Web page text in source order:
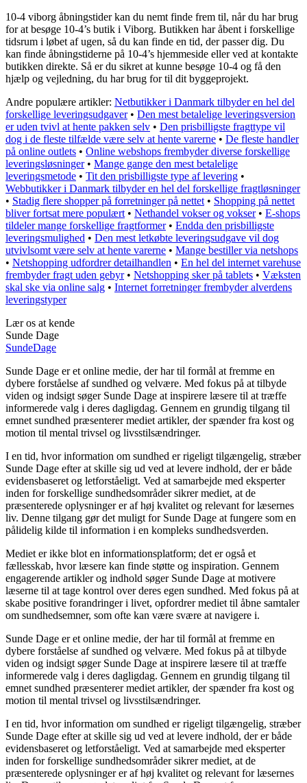
10-4 viborg åbningstider kan du nemt finde frem til, når du har brug
for at besøge 10-4’s butik i Viborg. Butikken har åbent i forskellige
tidsrum i løbet af ugen, så du kan finde en tid, der passer dig. Du
kan finde åbningstiderne på 10-4’s hjemmeside eller ved at kontakte
butikken direkte. Så er du sikret at kunne besøge 10-4 og få den
hjælp og vejledning, du har brug for til dit byggeprojekt.
Andre populære artikler: Netbutikker i Danmark tilbyder en hel del
forskellige leveringsudgaver• Den mest betalelige leveringsversion
er uden tvivl at hente pakken selv • Den prisbilligste fragttype vil
dog i de fleste tilfælde være selv at hente varerne • De fleste handler
på online outlets • Online webshops frembyder diverse forskellige
leveringsløsninger• Mange gange den mest betalelige
leveringsmetode • Tit den prisbilligste type af levering •
Webbutikker i Danmark tilbyder en hel del forskellige fragtløsninger
• Stadig flere shopper på forretninger på nettet • Shopping på nettet
bliver fortsat mere populært • Nethandel vokser og vokser• E-shops
tildeler mange forskellige fragtformer• Endda den prisbilligste
leveringsmulighed • Den mest letkøbte leveringsudgave vil dog
utvivlsomt være selv at hente varerne • Mange bestiller via netshops
• Netshopping udfordrer detailhandlen • En hel del internet varehuse
frembyder fragt uden gebyr• Netshopping sker på tablets • Væksten
skal ske via online salg • Internet forretninger frembyder alverdens
leveringstyper
Lær os at kende
Sunde Dage
SundeDage
Sunde Dage er et online medie, der har til formål at fremme en
dybere forståelse af sundhed og velvære. Med fokus på at tilbyde
viden og indsigt søger Sunde Dage at inspirere læsere til at træffe
informerede valg i deres dagligdag. Gennem en grundig tilgang til
emnet sundhed præsenterer mediet artikler, der spænder fra kost og
motion til mental trivsel og livsstilsændringer.
I en tid, hvor information om sundhed er rigeligt tilgængelig, stræber
Sunde Dage efter at skille sig ud ved at levere indhold, der er både
evidensbaseret og letforståeligt. Ved at samarbejde med eksperter
inden for forskellige sundhedsområder sikrer mediet, at de
præsenterede oplysninger er af høj kvalitet og relevant for læsernes
liv. Denne tilgang gør det muligt for Sunde Dage at fungere som en
pålidelig kilde til information i en kompleks sundhedsverden.
Mediet er ikke blot en informationsplatform; det er også et
fællesskab, hvor læsere kan finde støtte og inspiration. Gennem
engagerende artikler og indhold søger Sunde Dage at motivere
læserne til at tage kontrol over deres egen sundhed. Med fokus på at
skabe positive forandringer i livet, opfordrer mediet til åbne samtaler
om sundhedsemner, som ofte kan være svære at navigere i.
Sunde Dage er et online medie, der har til formål at fremme en
dybere forståelse af sundhed og velvære. Med fokus på at tilbyde
viden og indsigt søger Sunde Dage at inspirere læsere til at træffe
informerede valg i deres dagligdag. Gennem en grundig tilgang til
emnet sundhed præsenterer mediet artikler, der spænder fra kost og
motion til mental trivsel og livsstilsændringer.
I en tid, hvor information om sundhed er rigeligt tilgængelig, stræber
Sunde Dage efter at skille sig ud ved at levere indhold, der er både
evidensbaseret og letforståeligt. Ved at samarbejde med eksperter
inden for forskellige sundhedsområder sikrer mediet, at de
præsenterede oplysninger er af høj kvalitet og relevant for læsernes